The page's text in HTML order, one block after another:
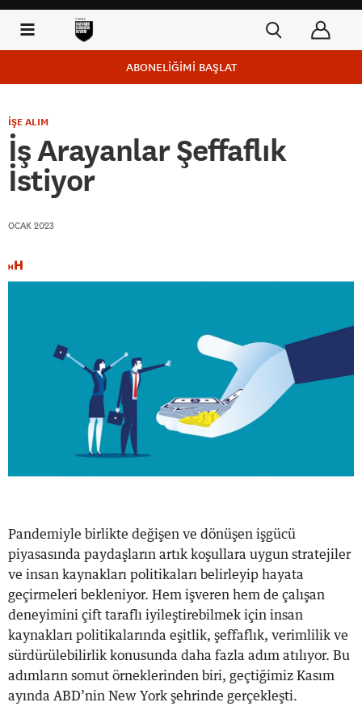
ABONELİĞİMİ BAŞLAT
İŞE ALIM
İş Arayanlar Şeffaflık
İstiyor
OCAK 2023
​Pandemiyle birlikte değişen ve dönüşen işgücü
piyasasında paydaşların artık koşullara uygun stratejiler
ve insan kaynakları politikaları belirleyip hayata
geçirmeleri bekleniyor. Hem işveren hem de çalışan
deneyimini çift taraflı iyileştirebilmek için insan
kaynakları politikalarında eşitlik, şeffaflık, verimlilik ve
sürdürülebilirlik konusunda daha fazla adım atılıyor. Bu
adımların somut örneklerinden biri, geçtiğimiz Kasım
ayında ABD’nin New York şehrinde gerçekleşti.